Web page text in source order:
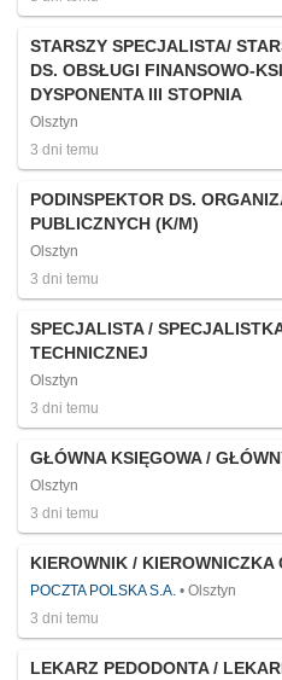
STARSZY SPECJALISTA/
DS. OBSŁUGI FINANSOWO-
DYSPONENTA III STOPNIA
Olsztyn
3 dni temu
PODINSPEKTOR DS.
PUBLICZNYCH (K/M)
Olsztyn
3 dni temu
SPECJALISTA /
TECHNICZNEJ
Olsztyn
3 dni temu
GŁÓWNA KSIĘGOWA /
Olsztyn
3 dni temu
KIEROWNIK / KIEROWNICZKA
POCZTA POLSKA S.A.
Olsztyn
3 dni temu
LEKARZ PEDODONTA /